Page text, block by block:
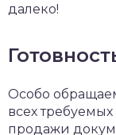
далеко!
Особо
всех
продажи